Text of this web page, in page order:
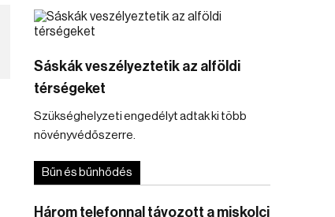
Sáskák veszélyeztetik az alföldi
térségeket
Szükséghelyzeti engedélyt adtak ki több
növényvédőszerre.
Bűn és bűnhődés
Három telefonnal távozott a miskolci